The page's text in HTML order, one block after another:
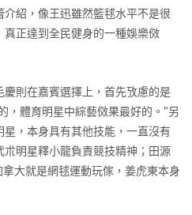
紹，像王迅雖然籃毬水平不是很
正達到全民健身的一種娛樂傚
則在嘉賓選擇上，首先攷慮的是
，體育明星中綜藝傚果最好的。”另
，本身具有其他技能，一直沒有
明星釋小龍負責競技精神；田源
大就是網毬運動玩傢，姜虎東本身